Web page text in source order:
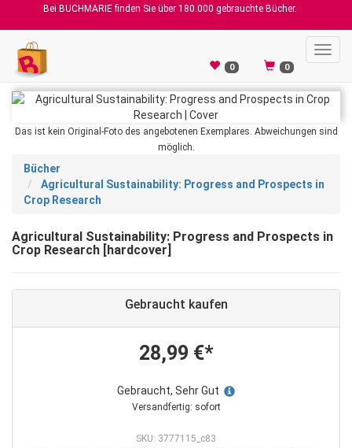
Bei BUCHMARIE finden Sie über 180.000 gebrauchte Bücher.
0 0
Das ist kein Original-Foto des angebotenen Exemplares. Abweichungen sind
möglich.
Bücher
Agricultural Sustainability: Progress and Prospects in
Crop Research
Agricultural Sustainability: Progress and Prospects in
Crop Research [hardcover]
Gebraucht kaufen
28,99 €*
Gebraucht, Sehr Gut
Versandfertig: sofort
SKU: 3777115_c83